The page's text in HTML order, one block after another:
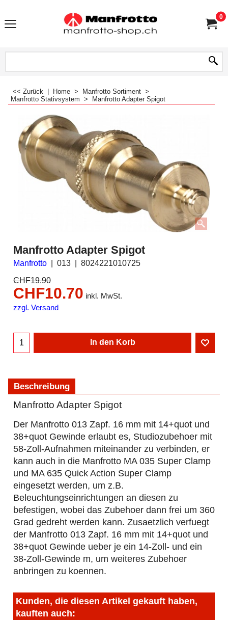
0
<< Zurück Home > Manfrotto Sortiment >
Manfrotto Stativsystem > Manfrotto Adapter Spigot
Manfrotto Adapter Spigot
Manfrotto 013
8024221010725
CHF19.90
CHF10.70 inkl. MwSt.
zzgl. Versand
In den Korb
Beschreibung
Manfrotto Adapter Spigot
Der Manfrotto 013 Zapf. 16 mm mit 14+quot und
38+quot Gewinde erlaubt es, Studiozubehoer mit
58-Zoll-Aufnahmen miteinander zu verbinden, er
kann auch in die Manfrotto MA 035 Super Clamp
und MA 635 Quick Action Super Clamp
eingesetzt werden, um z.B.
Beleuchtungseinrichtungen an diesen zu
befestigen, wobei das Zubehoer dann frei um 360
Grad gedreht werden kann. Zusaetzlich verfuegt
der Manfrotto 013 Zapf. 16 mm mit 14+quot und
38+quot Gewinde ueber je ein 14-Zoll- und ein
38-Zoll-Gewinde m, um weiteres Zubehoer
anbringen zu koennen.
Kunden, die diesen Artikel gekauft haben,
kauften auch: